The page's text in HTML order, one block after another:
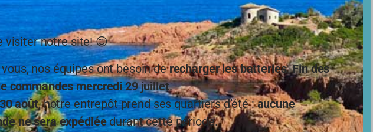
de nos marchandise à
visiter notre site! 😊
nos équipes ont besoin derecharger les batteries.Fin des
commandes mercredi 29 juillet.
août, notre entrepôt prend ses quartiers d’été :aucune
ne sera expédiéedurant cette période.